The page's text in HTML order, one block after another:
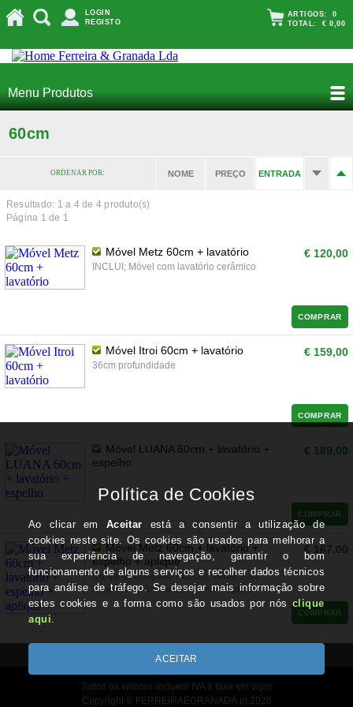
LOGIN
REGISTO
ARTIGOS: 0
TOTAL: € 0,00
Menu Produtos
60cm
ORDENAR POR: NOME PREÇO ENTRADA
Resultado: 1 a 4de 4 produto(s)
Página 1 de 1
Móvel Metz 60cm + lavatório
INCLUI; Móvel com lavatório cerâmico
€ 120,00
COMPRAR
Móvel Itroi 60cm + lavatório
36cm profundidade
€ 159,00
COMPRAR
Móvel LUANA 60cm + lavatório +
espelho
€ 189,00
COMPRAR
Móvel Metz 60cm + lavatório +
espelho + aplique
Conjunto completo INCLUI; Móvel com
lavatório cerâmico e espelho + aplique
€ 167,00
COMPRAR
Todos os valores incluem IVA à taxa em vigor
Copyright © FERREIRAEGRANADA.pt 2026